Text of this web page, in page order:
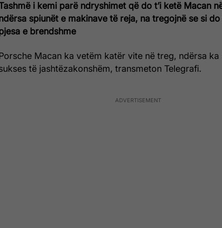
i kemi parë ndryshimet që do t’i ketë Macan
spiunët e makinave të reja, na tregojnë se si
e brendshme
Macan ka vetëm katër vite në treg, ndërsa ka
të jashtëzakonshëm, transmeton Telegrafi.